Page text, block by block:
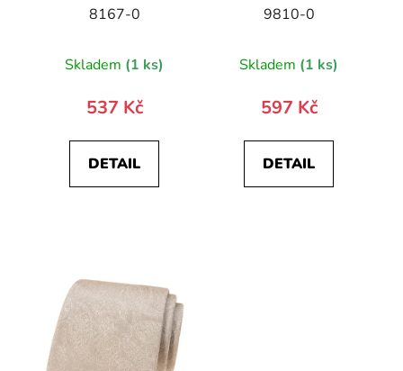
8167-0
Skladem (1 ks)
537 Kč
DETAIL
9810-0
Skladem (1 ks)
597 Kč
DETAIL